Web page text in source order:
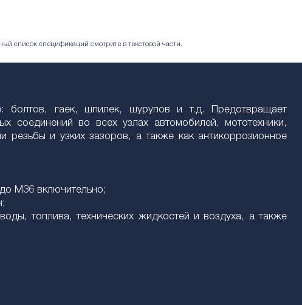
список спецификаций смотрите в текстовой части.
болтов, гаек, шпилек, шурупов и т.д. Предотвращает
соединений во всех узлах автомобилей, мототехники,
и узких зазоров, а также как антикоррозионное
M36 включительно;
топлива, технических жидкостей и воздуха, а также